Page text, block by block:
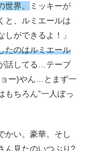
界。
ミッキーが
と、ルミエールは
しができるよ！」
たのはルミエール
話してる…テーブ
ー)やん…とまず一
もちろん”一人ぼっ
かい。豪華。そし
ん見たのいつぶり?